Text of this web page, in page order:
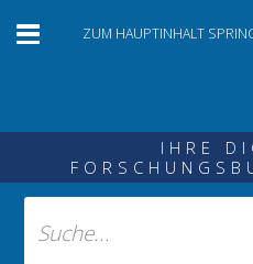
ZUM HAUPTINHALT
IHRE